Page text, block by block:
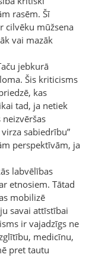
rasēm. Šī
cilvēku mūžsena
vai mazāk
jebkurā
Šis kriticisms
kas
tad, ja netiek
sabiedrību”
perspektīvām, ja
labvēlības
etnosiem. Tātad
mobilizē
savai attīstībai
ir vajadzīgs ne
medicīnu,
pret tautu